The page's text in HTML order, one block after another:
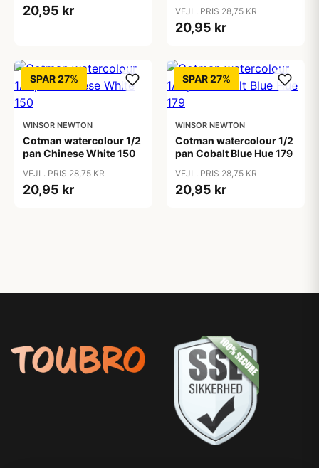
20,95 kr VEJL. PRIS 28,75 KR
20,95 kr
SPAR 27%
WINSOR NEWTON
Cotman watercolour 1/2
pan Chinese White 150
VEJL. PRIS 28,75 KR
20,95 kr
SPAR 27%
WINSOR NEWTON
Cotman watercolour 1/2
pan Cobalt Blue Hue 179
VEJL. PRIS 28,75 KR
20,95 kr